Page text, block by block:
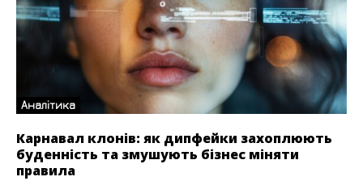
Аналітика
Карнавал клонів: як дипфейки захоплюють
буденність та змушують бізнес міняти
правила